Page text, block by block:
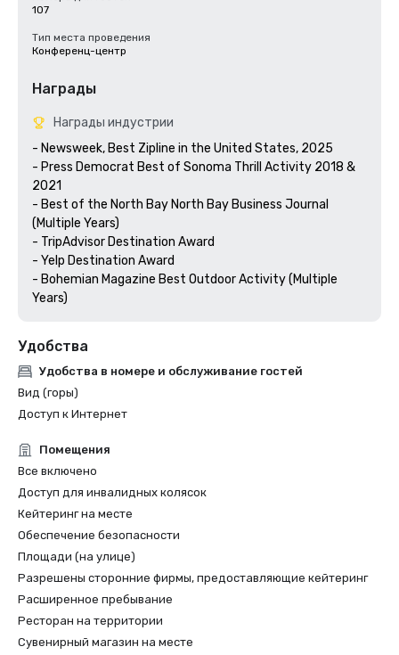
107
Тип места проведения
Конференц-центр
Награды
Награды индустрии
- Newsweek, Best Zipline in the United States, 2025
- Press Democrat Best of Sonoma Thrill Activity 2018 &
2021
- Best of the North Bay North Bay Business Journal
(Multiple Years)
- TripAdvisor Destination Award
- Yelp Destination Award
- Bohemian Magazine Best Outdoor Activity (Multiple
Удобства
Удобства в номере и обслуживание гостей
Вид (горы)
Доступ к Интернет
Помещения
Все включено
Доступ для инвалидных колясок
Кейтеринг на месте
Обеспечение безопасности
Площади (на улице)
Разрешены сторонние фирмы, предоставляющие кейтеринг
Расширенное пребывание
Ресторан на территории
Сувенирный магазин на месте